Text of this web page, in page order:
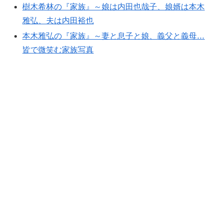
樹木希林の『家族』～娘は内田也哉子、娘婿は本木
雅弘、夫は内田裕也
本木雅弘の『家族』～妻と息子と娘、義父と義母…
皆で微笑む家族写真